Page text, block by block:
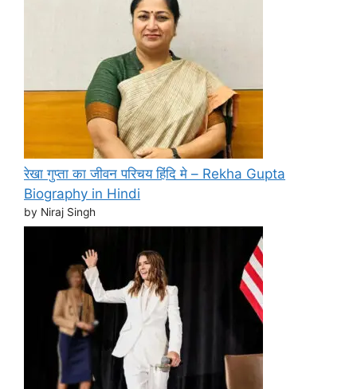
रेखा गुप्ता का जीवन परिचय हिंदि मे – Rekha Gupta
Biography in Hindi
by Niraj Singh